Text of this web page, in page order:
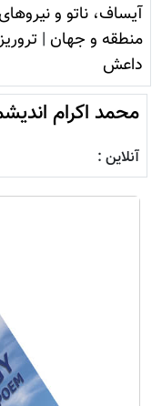
آيساف، ناتو و
منطقه و جهان |
داعش
محمد اکرام
آنلاین :